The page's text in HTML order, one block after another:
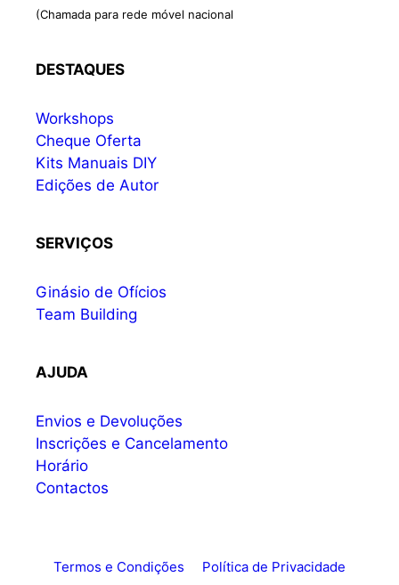
(Chamada para rede móvel nacional
DESTAQUES
Workshops
Cheque Oferta
Kits Manuais DIY
Edições de Autor
SERVIÇOS
Ginásio de Ofícios
Team Building
AJUDA
Envios e Devoluções
Inscrições e Cancelamento
Horário
Contactos
Termos e Condições Política de Privacidade